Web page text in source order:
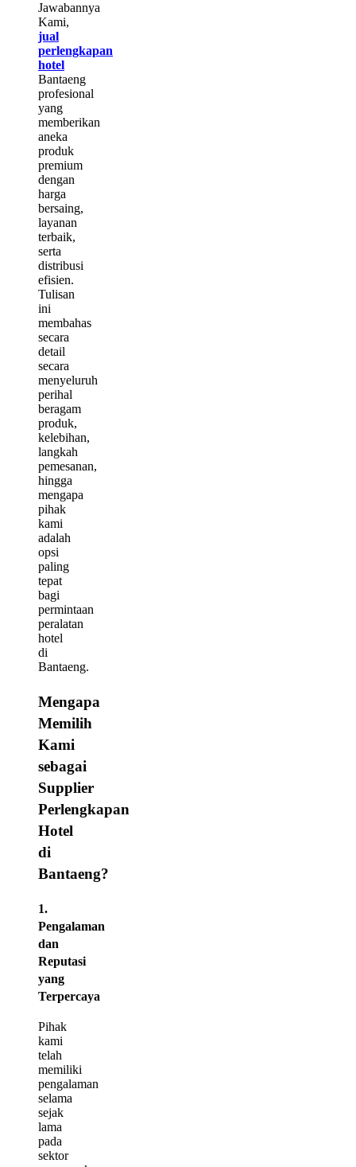
Jawabannya
Kami,
jual
perlengkapan
hotel
Bantaeng
profesional
yang
memberikan
aneka
produk
premium
dengan
harga
bersaing,
layanan
terbaik,
serta
distribusi
efisien.
Tulisan
ini
membahas
secara
detail
secara
menyeluruh
perihal
beragam
produk,
kelebihan,
langkah
pemesanan,
hingga
mengapa
pihak
kami
adalah
opsi
paling
tepat
bagi
permintaan
peralatan
hotel
di
Bantaeng.
Mengapa
Memilih
Kami
sebagai
Supplier
Perlengkapan
Hotel
di
Bantaeng?
1.
Pengalaman
dan
Reputasi
yang
Terpercaya
Pihak
kami
telah
memiliki
pengalaman
selama
sejak
lama
pada
sektor